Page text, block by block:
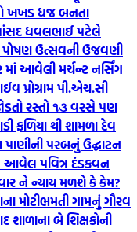
ખખડ ધજ બનતા
ધવલભાઈ પટેલે
પોષણ ઉત્સવની ઉજવણી
આવેલી મર્ચન્ટ નર્સિંગ
પ્રોગ્રામ પી.એચ.સી
રસ્તો ૧૩ વરસે પણ
ફળિયા થી શામળા દેવ
પાણીની પરબનું ઉદ્ઘાટન
આવેલ પવિત્ર દંડકવન
ને ન્યાય મળશે કે કેમ?
મોટીભમતી ગામનું ગૌરવ
શાળાના બે શિક્ષકોની